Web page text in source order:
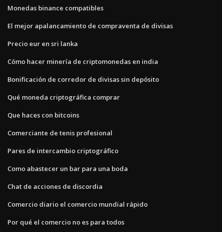
Monedas binance compatibles
El mejor apalancamiento de compraventa de divisas
Precio eur en sri lanka
Cómo hacer minería de criptomonedas en india
Bonificación de corredor de divisas sin depósito
Qué moneda criptográfica comprar
Que haces con bitcoins
Comerciante de tenis profesional
Pares de intercambio criptográfico
Como abastecer un bar para una boda
Chat de acciones de discordia
Comercio diario el comercio mundial rápido
Por qué el comercio no es para todos